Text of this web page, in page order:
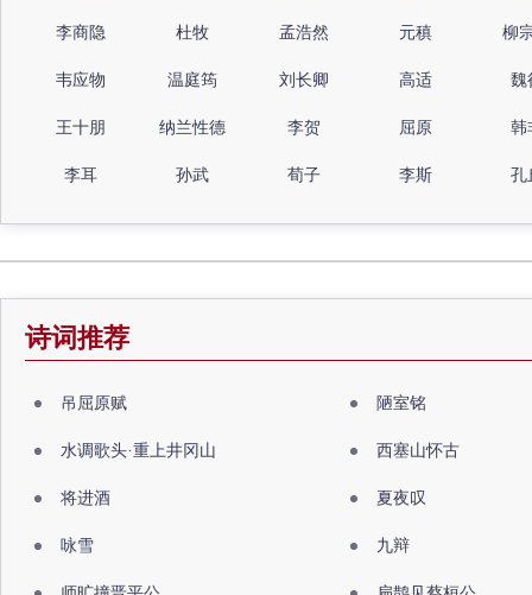
李商隐 杜牧 孟浩然 元稹 柳
韦应物 温庭筠 刘长卿 高适 魏
王十朋 纳兰性德 李贺 屈原 韩
李耳 孙武 荀子 李斯 孔
诗词推荐
吊屈原赋 陋室铭
水调歌头·重上井冈山 西塞山怀古
将进酒 夏夜叹
咏雪 九辩